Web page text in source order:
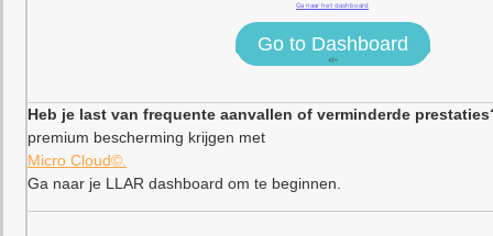
Ga naar het dashboard
Go to Dashboard
<!–
Heb je last van frequente aanvallen of verminderde
premium bescherming krijgen met
Micro Cloud©.
Ga naar je LLAR dashboard om te beginnen.